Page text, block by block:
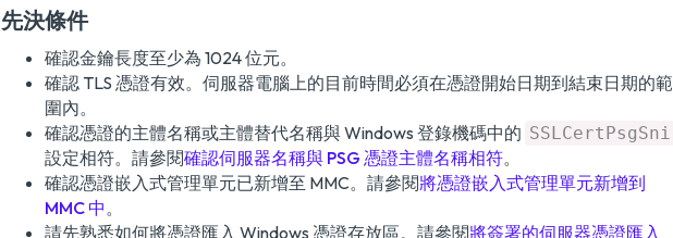
先決條件
確認金鑰長度至少為 1024 位元。
確認 TLS 憑證有效。伺服器電腦上的目前時間必須在憑證開始日期到結束日期的範
圍內。
確認憑證的主體名稱或主體替代名稱與 Windows 登錄機碼中的 SSLCertPsgSni
設定相符。請參閱確認伺服器名稱與 PSG 憑證主體名稱相符。
確認憑證嵌入式管理單元已新增至 MMC。請參閱將憑證嵌入式管理單元新增到
MMC 中。
請先熟悉如何將憑證匯入 Windows 憑證存放區。請參閱將簽署的伺服器憑證匯入